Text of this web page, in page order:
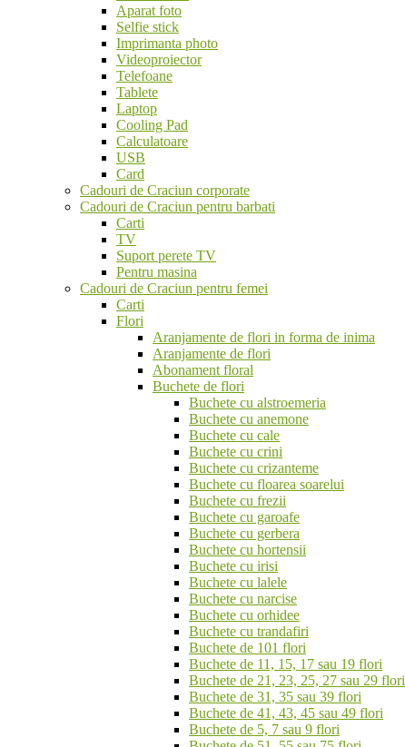
Aparat foto
Selfie stick
Imprimanta photo
Videoproiector
Telefoane
Tablete
Laptop
Cooling Pad
Calculatoare
USB
Card
Cadouri de Craciun corporate
Cadouri de Craciun pentru barbati
Carti
TV
Suport perete TV
Pentru masina
Cadouri de Craciun pentru femei
Carti
Flori
Aranjamente de flori in forma de inima
Aranjamente de flori
Abonament floral
Buchete de flori
Buchete cu alstroemeria
Buchete cu anemone
Buchete cu cale
Buchete cu crini
Buchete cu crizanteme
Buchete cu floarea soarelui
Buchete cu frezii
Buchete cu garoafe
Buchete cu gerbera
Buchete cu hortensii
Buchete cu irisi
Buchete cu lalele
Buchete cu narcise
Buchete cu orhidee
Buchete cu trandafiri
Buchete de 101 flori
Buchete de 11, 15, 17 sau 19 flori
Buchete de 21, 23, 25, 27 sau 29 flori
Buchete de 31, 35 sau 39 flori
Buchete de 41, 43, 45 sau 49 flori
Buchete de 5, 7 sau 9 flori